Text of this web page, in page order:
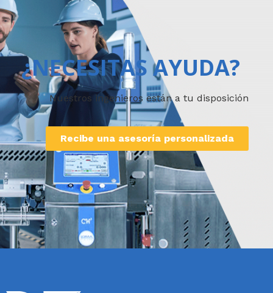
¿NECESITAS AYUDA?
Nuestros ingenieros están a tu disposición
Recibe una asesoría personalizada